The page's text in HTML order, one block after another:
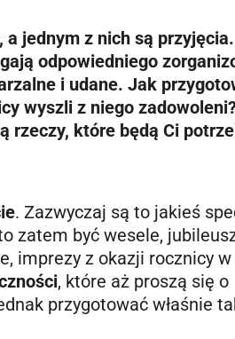
jednym z nich są przyjęcia.
odpowiedniego
i udane. Jak
wyszli z niego
rzeczy, które będą Ci
. Zazwyczaj są to jakieś
zatem być wesele,
imprezy z okazji rocznicy
, które aż proszą się o
przygotować właśnie